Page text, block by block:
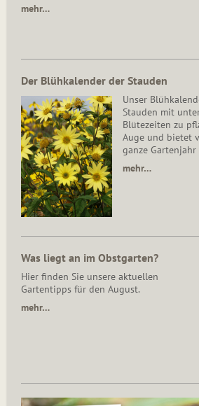
mehr…
Der Blühkalender der Stauden
Unser
Stauden mit
Blütezeiten zu
Auge und bietet
ganze Gartenjahr
mehr…
Was liegt an im Obstgarten?
Hier finden Sie unsere aktuellen
Gartentipps für den August.
mehr…